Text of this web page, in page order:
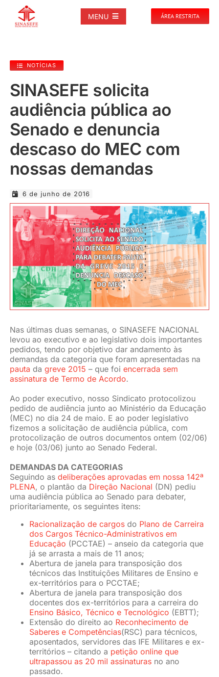
MENU
NOTÍCIAS
PUBLICAÇÕES
DOCUMENTOS
GALERIAS
EVENTOS
JURÍDICO
CLUBE
CONTATO
ÁREA RESTRITA
NOTÍCIAS
SINASEFE solicita
audiência pública ao
Senado e denuncia
descaso do MEC com
nossas demandas
6 de junho de 2016
Nas últimas duas semanas, o SINASEFE NACIONAL
levou ao executivo e ao legislativo dois importantes
pedidos, tendo por objetivo dar andamento às
demandas da categoria que foram apresentadas na
pauta da greve 2015 – que foi encerrada sem
assinatura de Termo de Acordo.
Ao poder executivo, nosso Sindicato protocolizou
pedido de audiência junto ao Ministério da Educação
(MEC) no dia 24 de maio. E ao poder legislativo
fizemos a solicitação de audiência pública, com
protocolização de outros documentos ontem (02/06)
e hoje (03/06) junto ao Senado Federal.
DEMANDAS DA CATEGORIAS
Seguindo as deliberações aprovadas em nossa 142ª
PLENA, o plantão da Direção Nacional (DN) pediu
uma audiência pública ao Senado para debater,
prioritariamente, os seguintes itens:
Racionalização de cargosdo Plano de Carreira
dos Cargos Técnico-Administrativos em
Educação (PCCTAE) – anseio da categoria que
já se arrasta a mais de 11 anos;
Abertura de janela para transposição dos
técnicos das Instituições Militares de Ensino e
ex-territórios para o PCCTAE;
Abertura de janela para transposição dos
docentes dos ex-territórios para a carreira do
Ensino Básico, Técnico e Tecnológico (EBTT);
Extensão do direito ao Reconhecimento de
Saberes e Competências(RSC) para técnicos,
aposentados, servidores das IFE Militares e ex-
territórios – citando a petição online que
ultrapassou as 20 mil assinaturasno ano
passado.